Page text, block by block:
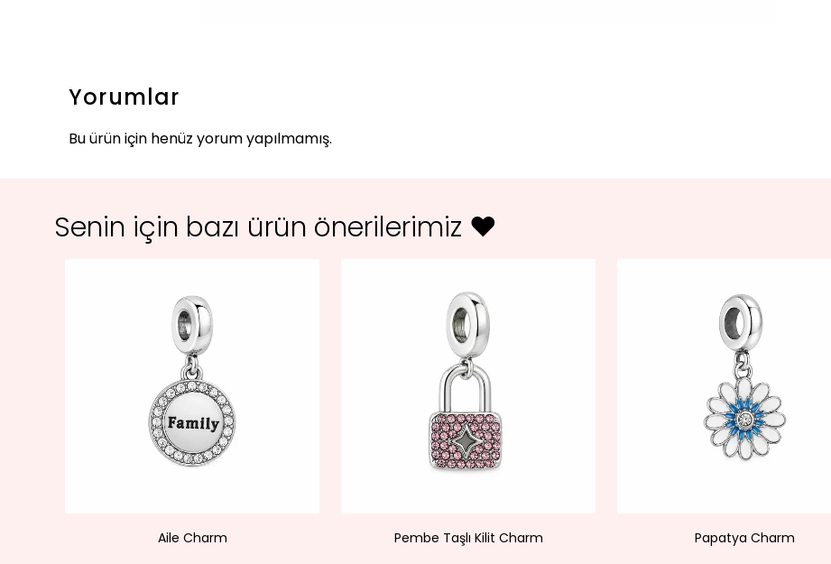
Yorumlar
Bu ürün için henüz yorum yapılmamış.
Senin için bazı ürün önerilerimiz ♥
Aile Charm Pembe Taşlı Kilit Charm Papatya Charm